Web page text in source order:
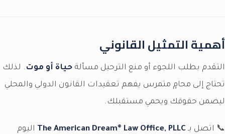
أهمية التمثيل القانوني
التقدم بطلب اللجوء أو منع الترحيل مسألة حياة أو موت . لذلك
تحتاج إلى محامٍ متمرس يفهم تعقيدات القانون الدولي والمحلي
ليضمن حقوقك ويحمي مستقبلك.
📞 اتصل بـ The American Dream® Law Office, PLLC اليوم